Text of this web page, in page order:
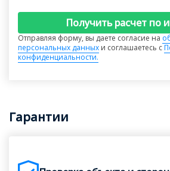
Получить расчет по
Отправляя форму, вы даете согласие на
персональных данных и соглашаетесь с
конфиденциальности.
Гарантии